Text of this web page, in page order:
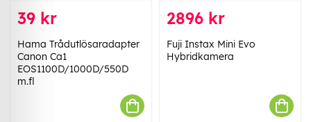
39 kr
Hama Trådutlösaradapter
Canon Ca1
EOS1100D/1000D/550D
m.fl
2896 kr
Fuji Instax Mini Evo
Hybridkamera